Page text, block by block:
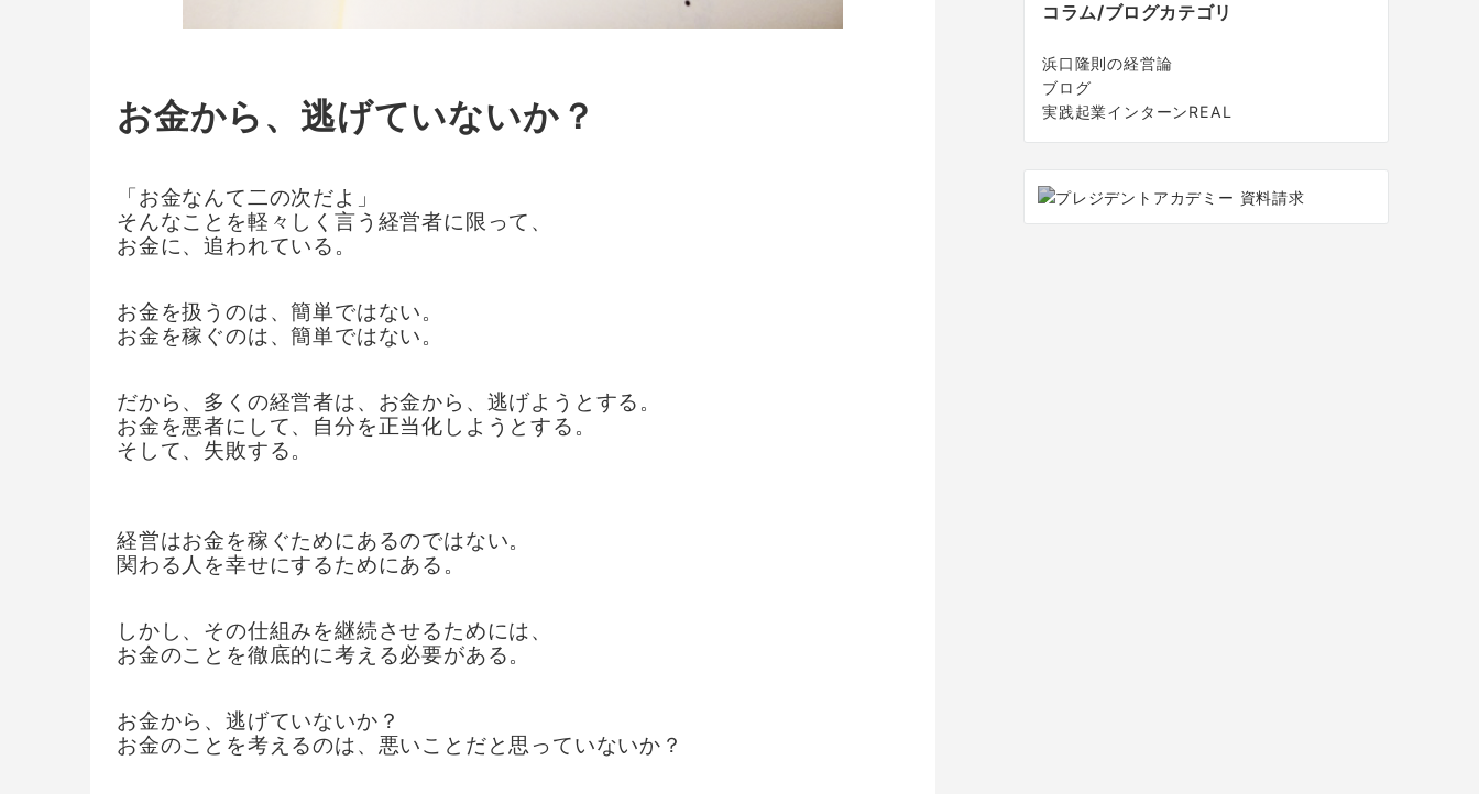
お金から、逃げていないか？
「お金なんて二の次だよ」
そんなことを軽々しく言う経営者に限って、
お金に、追われている。
お金を扱うのは、簡単ではない。
お金を稼ぐのは、簡単ではない。
だから、多くの経営者は、お金から、逃げようとする。
お金を悪者にして、自分を正当化しようとする。
そして、失敗する。
経営はお金を稼ぐためにあるのではない。
関わる人を幸せにするためにある。
しかし、その仕組みを継続させるためには、
お金のことを徹底的に考える必要がある。
お金から、逃げていないか？
お金のことを考えるのは、悪いことだと思っていないか？
コラム/ブログカテゴリ
浜口隆則の経営論
ブログ
実践起業インターンREAL